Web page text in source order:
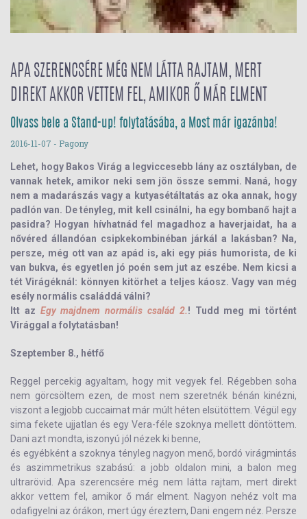
APA SZERENCSÉRE MÉG NEM LÁTTA RAJTAM, MERT
DIREKT AKKOR VETTEM FEL, AMIKOR Ő MÁR ELMENT
Olvass bele a Stand-up! folytatásába, a Most már igazánba!
2016-11-07 - Pagony
Lehet, hogy Bakos Virág a legviccesebb lány az osztályban, de
vannak hetek,amikor neki sem jön össze semmi. Naná, hogy
nem a madarászás vagy a kutyasétáltatás az oka annak, hogy
padlón van. De tényleg, mit kell csinálni, ha egy bombanő hajt a
pasidra? Hogyan hívhatnád fel magadhoz a haverjaidat, ha a
nővéred állandóan csipkekombinéban járkál a lakásban? Na,
persze, még ott van az apád is, aki egy piás humorista, de ki
van bukva, és egyetlen jó poén sem jut az eszébe. Nem kicsi a
tét Virágéknál: könnyen kitörhet a teljes káosz. Vagy van még
esély normális családdá válni?
Itt az Egy majdnem normális család 2.! Tudd meg mi történt
Virággal a folytatásban!
Szeptember 8., hétfő
Reggel percekig agyaltam, hogy mit vegyek fel. Régebben soha
nem görcsöltem ezen, de most nem szeretnék bénán kinézni,
viszont a legjobb cuccaimat már múlt héten elsütöttem. Végül egy
sima fekete ujjatlan és egy Vera-féle szoknya mellett döntöttem.
Dani azt mondta, iszonyú jól nézek ki benne,
és egyébként a szoknya tényleg nagyon menő, bordó virágmintás
és aszimmetrikus szabású: a jobb oldalon mini, a balon meg
ultrarövid. Apa szerencsére még nem látta rajtam, mert direkt
akkor vettem fel, amikor ő már elment. Nagyon nehéz volt ma
odafigyelni az órákon, mert úgy éreztem, Dani engem néz. Persze